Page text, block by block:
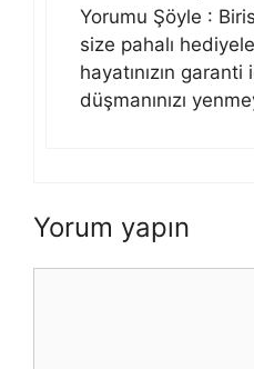
Yorumu Şöyle :
size pahalı
hayatınızın
düşmanınızı
Yorum yapın